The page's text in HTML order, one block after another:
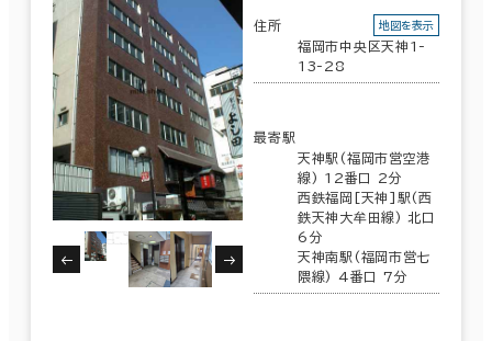
住所
福岡市中央区天神1-
13-28
地図を表示
最寄駅
天神駅(福岡市営空港
線) 12番口 2分
西鉄福岡[天神]駅(西
鉄天神大牟田線) 北口
6分
天神南駅(福岡市営七
隈線) 4番口 7分